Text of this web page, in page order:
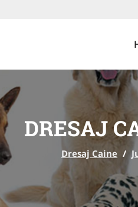
DRESAJ
Dresaj Caine /